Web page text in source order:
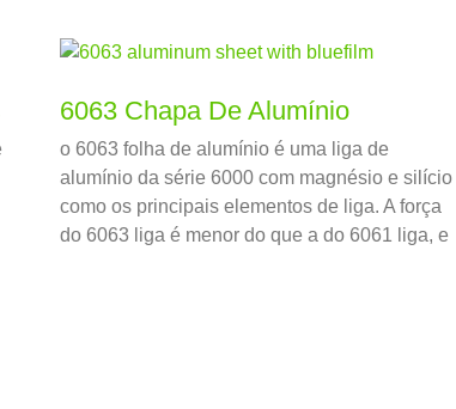
6063 Chapa De Alumínio
o 6063 folha de alumínio é uma liga de
alumínio da série 6000 com magnésio e silício
como os principais elementos de liga. A força
do 6063 liga é menor do que a do 6061 liga, e